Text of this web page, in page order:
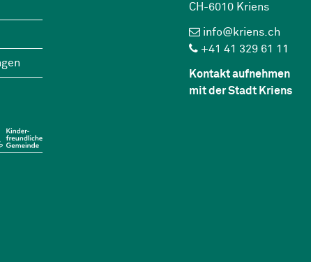
CH-6010 Kriens
info@kriens.ch
+41 41 329 61 11
Kontakt aufnehmen
mit der Stadt Kriens